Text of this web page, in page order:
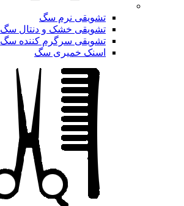
تشویقی نرم سگ
تشویقی خشک و دنتال سگ
تشویقی سرگرم کننده سگ
اسنک خمیری سگ